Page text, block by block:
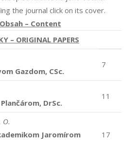
the journal click on its cover.
Obsah – Content
– ORIGINAL PAPERS
Gazdom, CSc.
7
DrSc.
11
O.
Jaromírom
17